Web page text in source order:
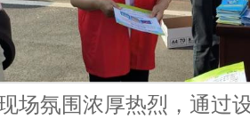
场氛围浓厚热烈，通过